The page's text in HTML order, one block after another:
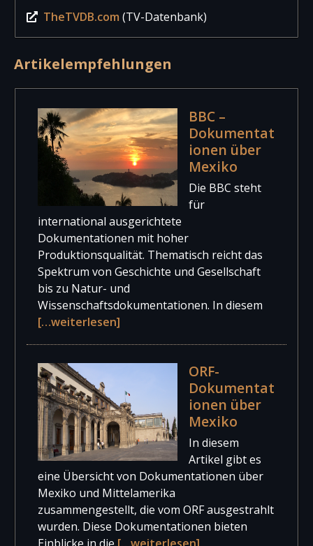
TheTVDB.com (TV-Datenbank)
Artikelempfehlungen
BBC –
Dokumentat
ionen über
Mexiko
Die BBC steht
für
international ausgerichtete
Dokumentationen mit hoher
Produktionsqualität. Thematisch reicht das
Spektrum von Geschichte und Gesellschaft
bis zu Natur- und
Wissenschaftsdokumentationen. In diesem
[…weiterlesen]
ORF-
Dokumentat
ionen über
Mexiko
In diesem
Artikel gibt es
eine Übersicht von Dokumentationen über
Mexiko und Mittelamerika
zusammengestellt, die vom ORF ausgestrahlt
wurden. Diese Dokumentationen bieten
Einblicke in die […weiterlesen]